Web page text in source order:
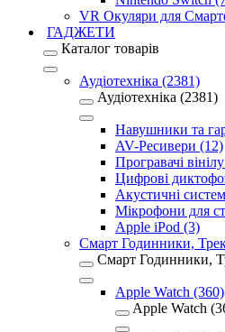
VR Окуляри для
ГАДЖЕТИ
Каталог товарів
Аудіотехніка (2381)
Аудіотехніка (2381)
Навушники та
AV-Ресивери (12)
Програвачі
Цифрові
Акустичні
Мікрофони для
Apple iPod (3)
Смарт Годинники,
Смарт Годинники,
Apple Watch (360)
Apple Watch